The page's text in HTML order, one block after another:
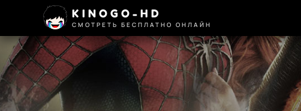
KINOGO-HD
СМОТРЕТЬ БЕСПЛАТНО ОНЛАЙН